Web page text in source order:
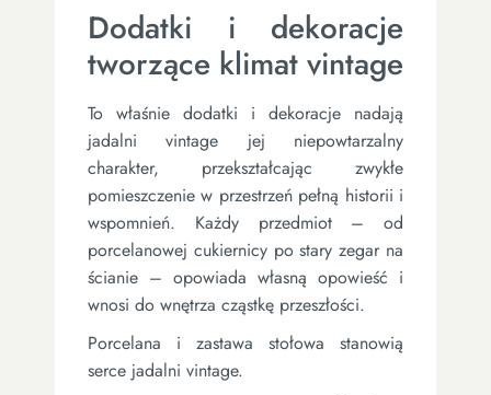
Dodatki i dekoracje
tworzące klimat vintage
To właśnie dodatki i dekoracje nadają
jadalni vintage jej niepowtarzalny
charakter, przekształcając zwykłe
pomieszczenie w przestrzeń pełną historii i
wspomnień. Każdy przedmiot – od
porcelanowej cukiernicy po stary zegar na
ścianie – opowiada własną opowieść i
wnosi do wnętrza cząstkę przeszłości.
Porcelana i zastawa stołowa stanowią
serce jadalni vintage.